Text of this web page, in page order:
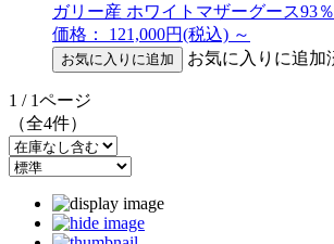
ガリー産 ホワイトマザーグース93％
価格： 121,000円(税込) ～
お気に入りに追加
1 / 1ページ
（全4件）